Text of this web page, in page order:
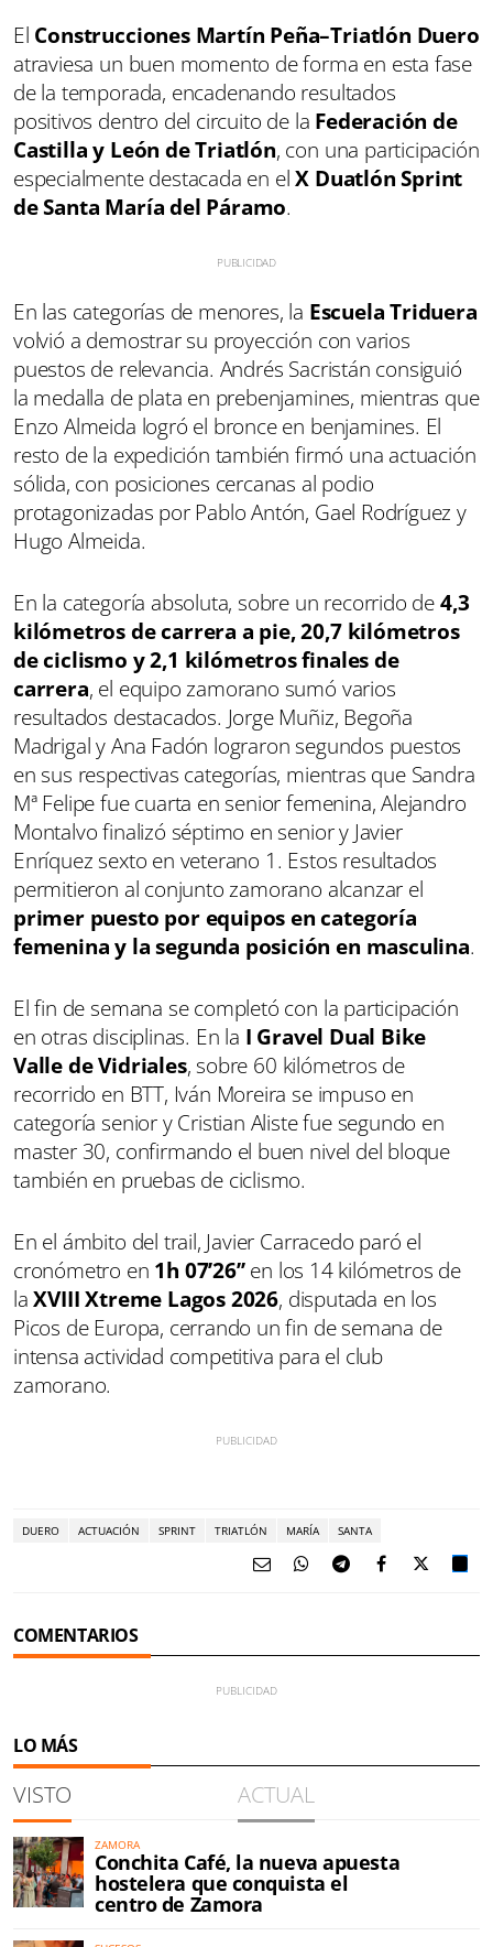
El Construcciones Martín Peña–Triatlón Duero
atraviesa un buen momento de forma en esta fase
de la temporada, encadenando resultados
positivos dentro del circuito de la Federación de
Castilla y León de Triatlón, con una participación
especialmente destacada en elX Duatlón Sprint
de Santa María del Páramo.
En las categorías de menores, la Escuela Triduera
volvió a demostrar su proyección con varios
puestos de relevancia. Andrés Sacristán consiguió
la medalla de plata en prebenjamines, mientras que
Enzo Almeida logró el bronce en benjamines. El
resto de la expedición también firmó una actuación
sólida, con posiciones cercanas al podio
protagonizadas por Pablo Antón, Gael Rodríguez y
Hugo Almeida.
En la categoría absoluta, sobre un recorrido de4,3
kilómetros de carrera a pie, 20,7 kilómetros
de ciclismo y 2,1 kilómetros finales de
carrera, el equipo zamorano sumó varios
resultados destacados. Jorge Muñiz, Begoña
Madrigal y Ana Fadón lograron segundos puestos
en sus respectivas categorías, mientras que Sandra
Mª Felipe fue cuarta en senior femenina, Alejandro
Montalvo finalizó séptimo en senior y Javier
Enríquez sexto en veterano 1. Estos resultados
permitieron al conjunto zamorano alcanzar el
primer puesto por equipos en categoría
femenina y la segunda posición en masculina.
El fin de semana se completó con la participación
en otras disciplinas. En la I Gravel Dual Bike
Valle de Vidriales, sobre 60 kilómetros de
recorrido en BTT, Iván Moreira se impuso en
categoría senior y Cristian Aliste fue segundo en
master 30, confirmando el buen nivel del bloque
también en pruebas de ciclismo.
En el ámbito del trail, Javier Carracedo paró el
cronómetro en 1h 07’26’’en los 14 kilómetros de
laXVIII Xtreme Lagos 2026, disputada en los
Picos de Europa, cerrando un fin de semana de
intensa actividad competitiva para el club
zamorano.
DUERO ACTUACIÓN SPRINT TRIATLÓN MARÍA SANTA
COMENTARIOS
LO MÁS
VISTO ACTUAL
ZAMORA
Conchita Café, la nueva apuesta
hostelera que conquista el
centro de Zamora